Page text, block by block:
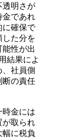
透明さが
金であれ
に確保で
した分を
性が出
結果によ
社員側
断の責任
金には
が取られ
に税負